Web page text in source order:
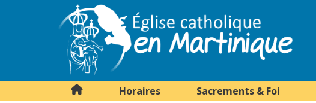
Horaires Sacrements & Foi